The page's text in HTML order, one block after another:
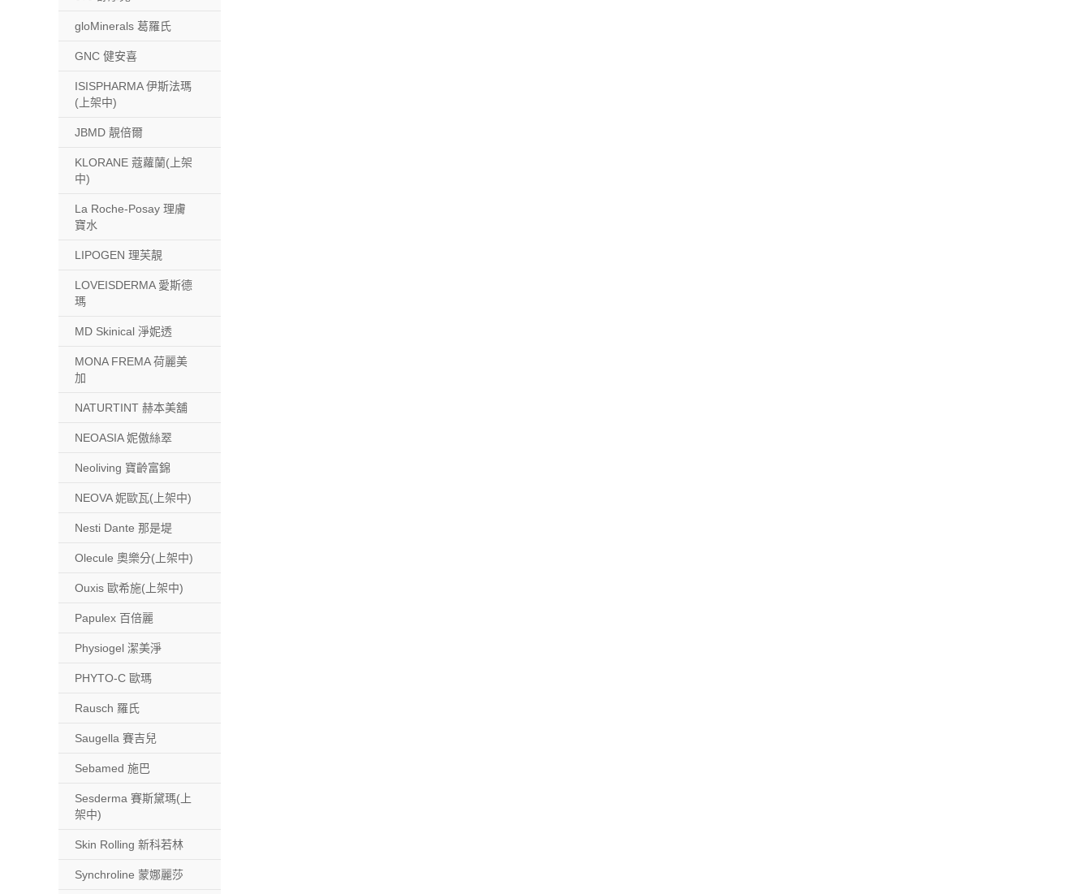
gloMinerals 葛羅氏
GNC 健安喜
ISISPHARMA 伊斯法瑪
(上架中)
JBMD 靚倍爾
KLORANE 蔻蘿蘭(上架
中)
La Roche-Posay 理膚
寶水
LIPOGEN 理芙靚
LOVEISDERMA 愛斯德
瑪
MD Skinical 淨妮透
MONA FREMA 荷麗美
加
NATURTINT 赫本美舖
NEOASIA 妮傲絲翠
Neoliving 寶齡富錦
NEOVA 妮歐瓦(上架中)
Nesti Dante 那是堤
Olecule 奧樂分(上架中)
Ouxis 歐希施(上架中)
Papulex 百倍麗
Physiogel 潔美淨
PHYTO-C 歐瑪
Rausch 羅氏
Saugella 賽吉兒
Sebamed 施巴
Sesderma 賽斯黛瑪(上
架中)
Skin Rolling 新科若林
Synchroline 蒙娜麗莎